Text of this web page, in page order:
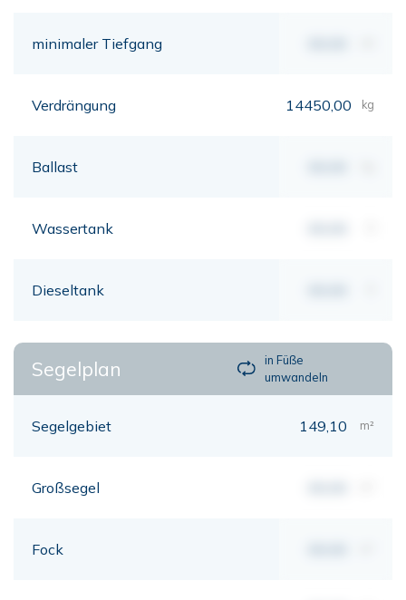
minimaler Tiefgang
Verdrängung 14450,00 kg
Ballast
Wassertank
Dieseltank
Segelplan
in Füße
umwandeln
Segelgebiet 149,10 m²
Großsegel
Fock